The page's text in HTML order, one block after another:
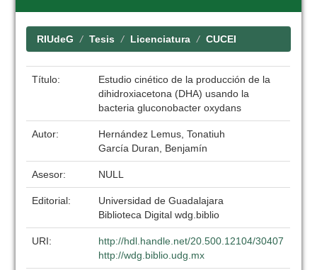
RIUdeG Tesis Licenciatura CUCEI
Título:
Estudio cinético de la producción de la
dihidroxiacetona (DHA) usando la
bacteria gluconobacter oxydans
Autor:
Hernández Lemus, Tonatiuh
García Duran, Benjamín
Asesor: NULL
Editorial:
Universidad de Guadalajara
Biblioteca Digital wdg.biblio
URI:
http://hdl.handle.net/20.500.12104/30407
http://wdg.biblio.udg.mx